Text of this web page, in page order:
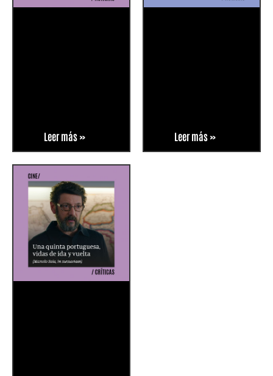
Leer más » Leer más »